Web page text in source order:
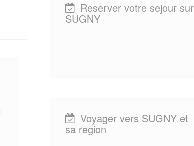
Reserver votre sejour sur
SUGNY
Voyager vers SUGNY et
sa region